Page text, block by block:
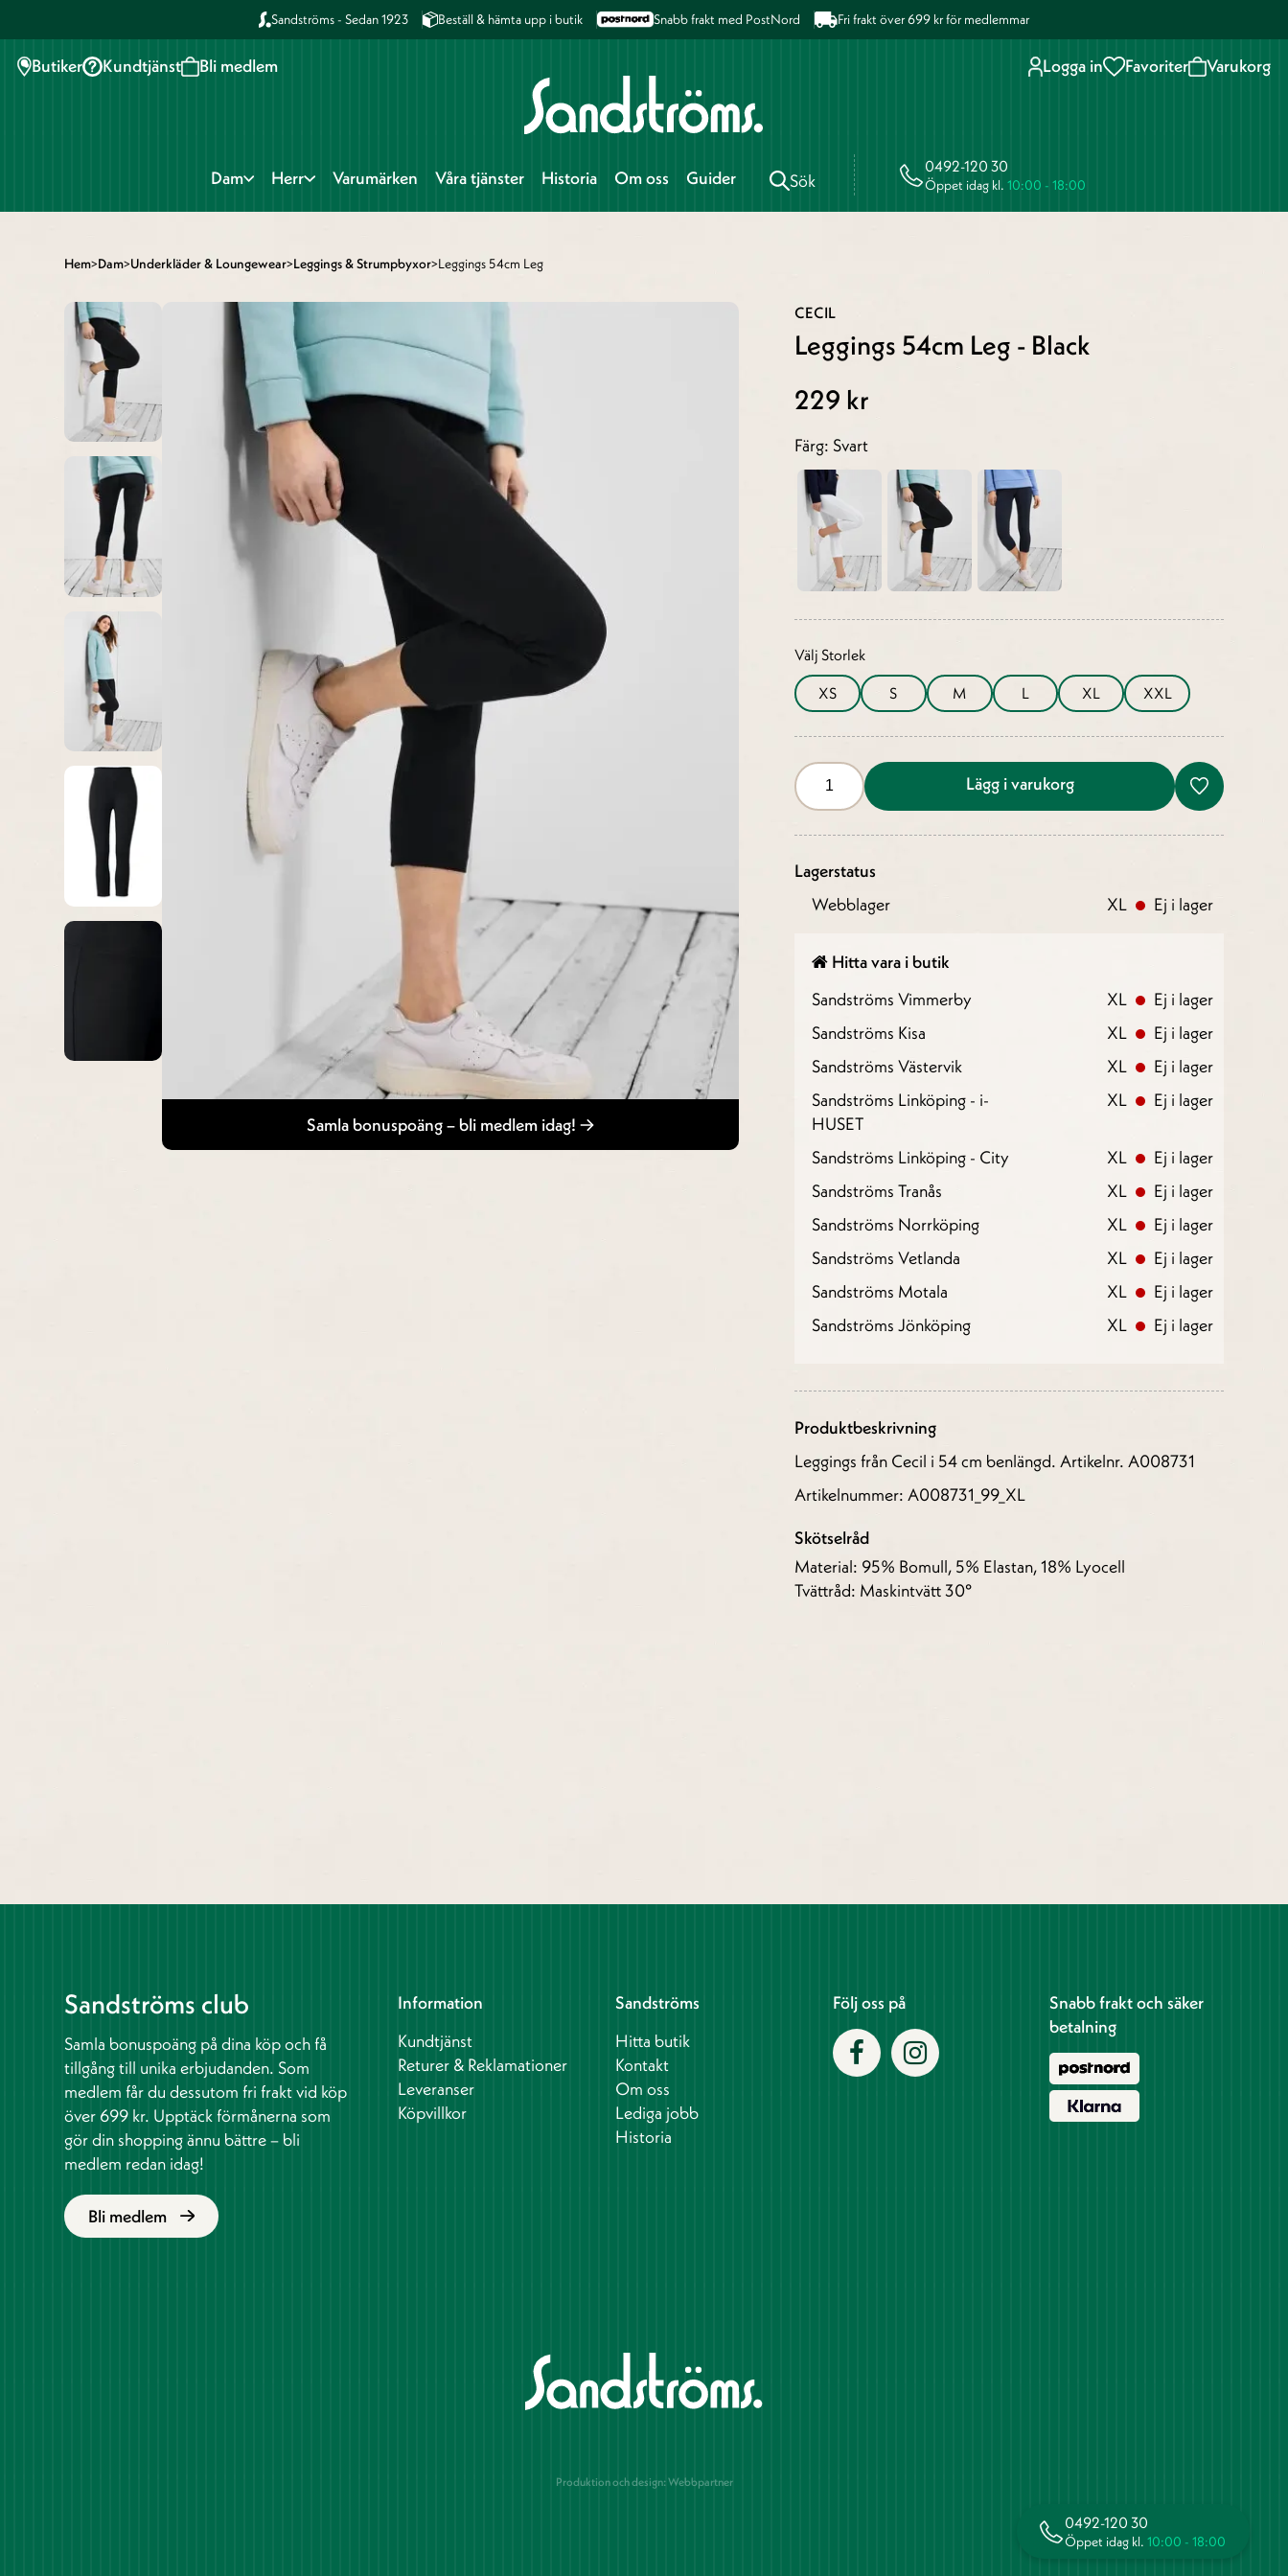
Sandströms - Sedan 1923 Beställ & hämta upp i butik Snabb frakt med PostNord Fri frakt över 699 kr för medlemmar
Butiker Kundtjänst Bli medlem Logga in Favoriter Varukorg
Dam Herr Varumärken Våra tjänster Historia Om oss Guider Sök
0492-120 30
Öppet idag kl.10:00 - 18:00
Hem>Dam>Underkläder & Loungewear>Leggings & Strumpbyxor>Leggings 54cm Leg
Samla bonuspoäng – bli medlem idag!
CECIL
Leggings 54cm Leg - Black
229 kr
Färg: Svart
Välj Storlek
XS S M L XL XXL
Lägg i varukorg
Lagerstatus
Webblager
XL Ej i lager
Hitta vara i butik
Sandströms Vimmerby
XL
Ej i lager
Sandströms Kisa
XL
Ej i lager
Sandströms Västervik
XL
Ej i lager
Sandströms Linköping - i-
HUSET
XL Ej i lager
Sandströms Linköping - City XL
Ej i lager
Sandströms Tranås
XL
Ej i lager
Sandströms Norrköping
XL
Ej i lager
Sandströms Vetlanda
XL
Ej i lager
Sandströms Motala
XL
Ej i lager
Sandströms Jönköping
XL Ej i lager
Produktbeskrivning
Leggings från Cecil i 54 cm benlängd. Artikelnr. A008731
Artikelnummer: A008731_99_XL
Skötselråd
Material: 95% Bomull, 5% Elastan, 18% Lyocell
Tvättråd: Maskintvätt 30°
Sandströms club
Samla bonuspoäng på dina köp och få
tillgång till unika erbjudanden. Som
medlem får du dessutom fri frakt vid köp
över 699 kr. Upptäck förmånerna som
gör din shopping ännu bättre – bli
medlem redan idag!
Bli medlem
Information
Kundtjänst
Returer & Reklamationer
Leveranser
Köpvillkor
Sandströms
Hitta butik
Kontakt
Om oss
Lediga jobb
Historia
Följ oss på
Snabb frakt och säker
betalning
Produktion och design: Webbpartner
0492-120 30
Öppet idag kl. 10:00 - 18:00